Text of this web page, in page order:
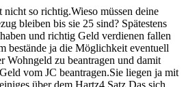
nicht so richtig.Wieso müssen deine
bleiben bis sie 25 sind? Spätestens
und richtig Geld verdienen fallen
bestände ja die Möglichkeit eventuell
Wohngeld zu beantragen und damit
vom JC beantragen.Sie liegen ja mit
über dem Hartz4 Satz.Das sich